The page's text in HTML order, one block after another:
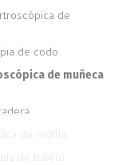
de
de codo
de muñeca
de rodilla
de tobillo